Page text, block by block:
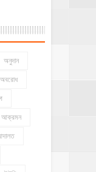
অনুদান
অবরোধ
আক্রমন